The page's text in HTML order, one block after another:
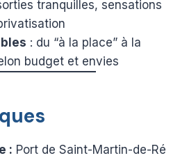
tranquilles, sensations
: du “à la place” à la
budget et envies
: Port de Saint-Martin-de-Ré